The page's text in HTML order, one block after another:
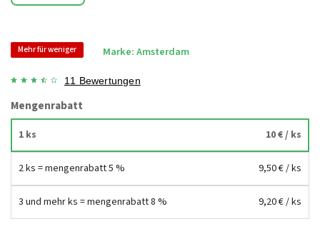
Mehr für weniger
11 Bewertungen
Marke:Amsterdam
Mengenrabatt
1 ks 10 €/ ks
2 ks = mengenrabatt 5 % 9,50 €/ ks
3 und mehr ks = mengenrabatt 8 % 9,20 €/ ks